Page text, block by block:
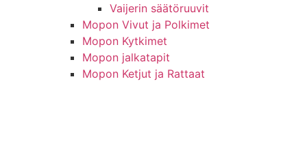
Vaijerin säätöruuvit
Mopon Vivut ja Polkimet
Mopon Kytkimet
Mopon jalkatapit
Mopon Ketjut ja Rattaat